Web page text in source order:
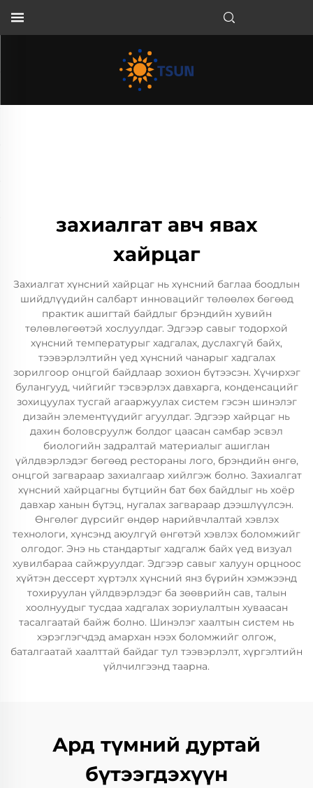
захиалгат авч явах
хайрцаг
Захиалгат хүнсний хайрцаг нь хүнсний баглаа боодлын
шийдлүүдийн салбарт инновацийг төлөөлөх бөгөөд
практик ашигтай байдлыг брэндийн хувийн
төлөвлөгөөтэй хослуулдаг. Эдгээр савыг тодорхой
хүнсний температурыг хадгалах, дуслахгүй байх,
тээвэрлэлтийн үед хүнсний чанарыг хадгалах
зорилгоор онцгой байдлаар зохион бүтээсэн. Хүчирхэг
булангууд, чийгийг тэсвэрлэх давхарга, конденсацийг
зохицуулах тусгай агааржуулах систем гэсэн шинэлэг
дизайн элементүүдийг агуулдаг. Эдгээр хайрцаг нь
дахин боловсруулж болдог цаасан самбар эсвэл
биологийн задралтай материалыг ашиглан
үйлдвэрлэдэг бөгөөд рестораны лого, брэндийн өнгө,
онцгой загвараар захиалгаар хийлгэж болно. Захиалгат
хүнсний хайрцагны бүтцийн бат бөх байдлыг нь хоёр
давхар ханын бүтэц, нугалах загвараар дээшлүүлсэн.
Өнгөлөг дүрсийг өндөр нарийвчлалтай хэвлэх
технологи, хүнсэнд аюулгүй өнгөтэй хэвлэх боломжийг
олгодог. Энэ нь стандартыг хадгалж байх үед визуал
хувилбараа сайжруулдаг. Эдгээр савыг халуун орцноос
хүйтэн дессерт хүртэлх хүнсний янз бүрийн хэмжээнд
тохируулан үйлдвэрлэдэг ба зөөврийн сав, талын
хоолнуудыг тусдаа хадгалах зориулалтын хуваасан
тасалгаатай байж болно. Шинэлэг хаалтын систем нь
хэрэглэгчдэд амархан нээх боломжийг олгож,
баталгаатай хаалттай байдаг тул тээвэрлэлт, хүргэлтийн
үйлчилгээнд таарна.
Ард түмний дуртай
бүтээгдэхүүн